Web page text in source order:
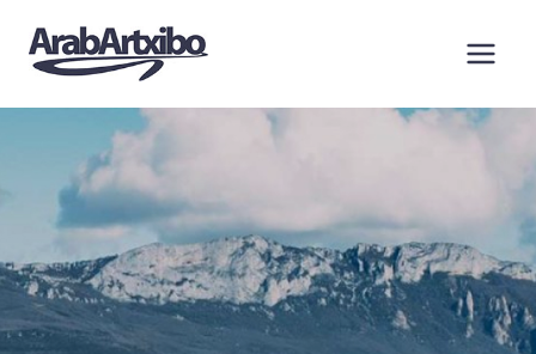
contenido